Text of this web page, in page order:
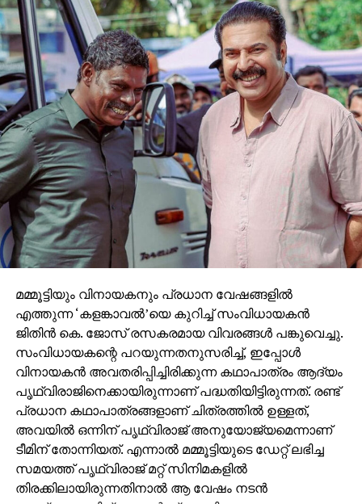
മമ്മൂട്ടിയും വിനായകനും പ്രധാന വേഷങ്ങളില്‍
എത്തുന്ന ‘കളങ്കാവല്‍’യെ കുറിച്ച് സംവിധായകന്‍
ജിതിന്‍ കെ. ജോസ് രസകരമായ വിവരങ്ങള്‍ പങ്കുവെച്ചു.
സംവിധായകന്റെ പറയുന്നതനുസരിച്ച്, ഇപ്പോള്‍
വിനായകന്‍ അവതരിപ്പിച്ചിരിക്കുന്ന കഥാപാത്രം ആദ്യം
പൃഥ്വിരാജിനെക്കായിരുന്നാണ് പദ്ധതിയിട്ടിരുന്നത്. രണ്ട്
പ്രധാന കഥാപാത്രങ്ങളാണ് ചിത്രത്തില്‍ ഉള്ളത്,
അവയില്‍ ഒന്നിന് പൃഥ്വിരാജ് അനുയോജ്യമെന്നാണ്
ടീമിന് തോന്നിയത്. എന്നാല്‍ മമ്മൂട്ടിയുടെ ഡേറ്റ് ലഭിച്ച
സമയത്ത് പൃഥ്വിരാജ് മറ്റ് സിനിമകളില്‍
തിരക്കിലായിരുന്നതിനാല്‍ ആ വേഷം നടന്‍